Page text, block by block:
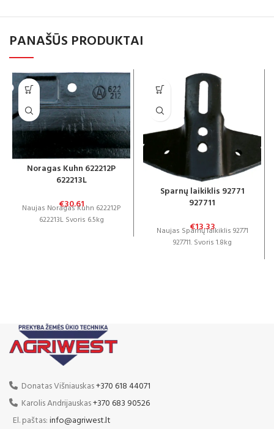
PANAŠŪS PRODUKTAI
Noragas Kuhn 622212P
622213L
€30.61
Naujas Noragas Kuhn 622212P
622213L Svoris 6.5kg
Sparnų laikiklis 92771
927711
€13.33
Naujas Sparnų laikiklis 92771
927711. Svoris 1.8kg
Donatas Višniauskas+370 618 44071
Karolis Andrijauskas+370 683 90526
El. paštas:info@agriwest.lt